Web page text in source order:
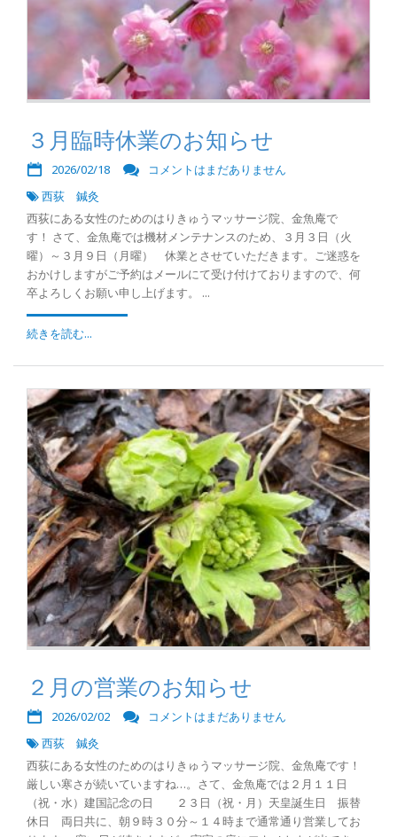
３月臨時休業のお知らせ
2026/02/18
コメントはまだありません
西荻 鍼灸
西荻にある女性のためのはりきゅうマッサージ院、金魚庵で
す！ さて、金魚庵では機材メンテナンスのため、３月３日（火
曜）～３月９日（月曜） 休業とさせていただきます。ご迷惑を
おかけしますがご予約はメールにて受け付けておりますので、何
卒よろしくお願い申し上げます。 ...
続きを読む...
２月の営業のお知らせ
2026/02/02
コメントはまだありません
西荻 鍼灸
西荻にある女性のためのはりきゅうマッサージ院、金魚庵です！
厳しい寒さが続いていますね…。さて、金魚庵では２月１１日
（祝・水）建国記念の日 ２３日（祝・月）天皇誕生日 振替
休日 両日共に、朝９時３０分～１４時まで通常通り営業してお